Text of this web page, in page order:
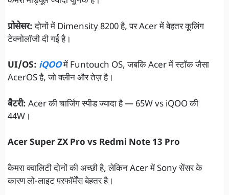
प्रोसेसर:दोनों में Dimensity 8200 है, पर Acer में बेहतर कूलिंग
टेक्नोलॉजी दी गई है।
UI/OS: iQOOमें Funtouch OS, जबकि Acer में स्टॉक जैसा
AcerOS है, जो क्लीन और तेज़ है।
बैटरी: Acer की चार्जिंग स्पीड ज्यादा है — 65W vs iQOO की
44W।
Acer Super ZX Pro vs Redmi Note 13 Pro
कैमरा क्वालिटी दोनों की अच्छी है, लेकिन Acer में Sony सेंसर के
कारण लो-लाइट परफॉर्मेंस बेहतर है।